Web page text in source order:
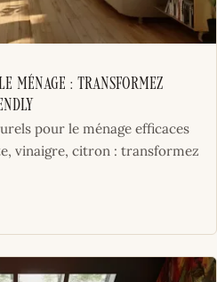
ménage : transformez
pour le ménage efficaces
vinaigre, citron : transformez